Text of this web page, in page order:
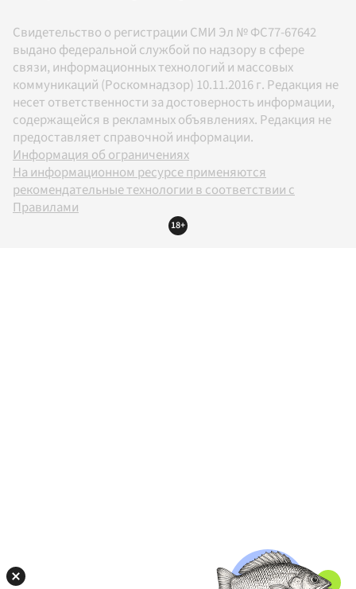
Свидетельство о регистрации СМИ Эл № ФС77-67642
выдано федеральной службой по надзору в сфере
связи, информационных технологий и массовых
коммуникаций (Роскомнадзор) 10.11.2016 г. Редакция не
несет ответственности за достоверность информации,
содержащейся в рекламных объявлениях. Редакция не
предоставляет справочной информации.
Информация об ограничениях
На информационном ресурсе применяются
рекомендательные технологии в соответствии с
Правилами
18+